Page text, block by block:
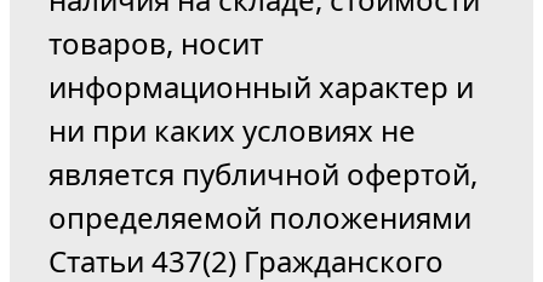
товаров, носит
информационный характер и
ни при каких условиях не
является публичной офертой,
определяемой положениями
Статьи 437(2) Гражданского